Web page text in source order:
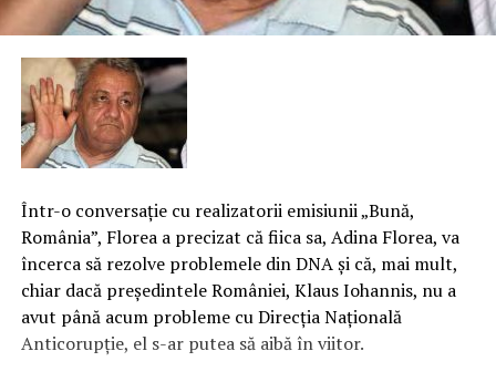
Într-o conversaţie cu realizatorii emisiunii „Bună,
România”, Florea a precizat că fiica sa, Adina Florea, va
încerca să rezolve problemele din DNA şi că, mai mult,
chiar dacă preşedintele României, Klaus Iohannis, nu a
avut până acum probleme cu Direcţia Naţională
Anticorupţie, el s-ar putea să aibă în viitor.